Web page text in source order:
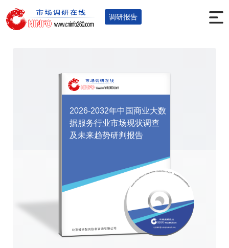
调研报告
您的位置：首页>调研报告 >信息产业
2026-2032年中国商业大数
据服务行业市场现状调查
及未来趋势研判报告